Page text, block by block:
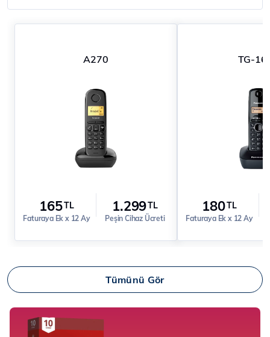
A270
165TL
Faturaya Ek x 12 Ay
1.299TL
Peşin Cihaz Ücreti
TG-
180TL
Faturaya Ek x 12 Ay
Tümünü Gör